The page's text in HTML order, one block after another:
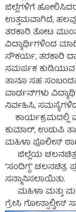
ಜಿಲ್ಲೆಗಳಿಗೆ
ಉತ್ತಮವಾಗಿದೆ,
ತರಕಾರಿ ತೋಟ
ವಿದ್ಯಾರ್ಥಿಗಳಿಂದ
ಸೌಕರ್ಯ, ತರಕಾರಿ
ಸಮರ್ಪಕ ಕುಡಿಯುವ
ತಾನೂ ಸಹ
ವಾರ್ಡನ್‍ಗಳು
ನಿರ್ವಹಿಸಿ,
ಕಾರ್ಯಕ್ರಮದಲ್ಲಿ
ಕುಮಾರ್, ಉಡುಪಿ
ಮಹಿಳಾ ಪೊಲೀಸ್
ಜಿಲ್ಲೆಯ ಚಲನಚಿತ್ರ
“ಸಂದಿಗ್ಧ”
ಸನ್ಮಾನಿಸಲಾಯಿತು.
ಮಹಿಳಾ ಮತ್ತು
ಗ್ರೇಸಿ ಗೋನ್ಸಾಲ್ವೀಸ್